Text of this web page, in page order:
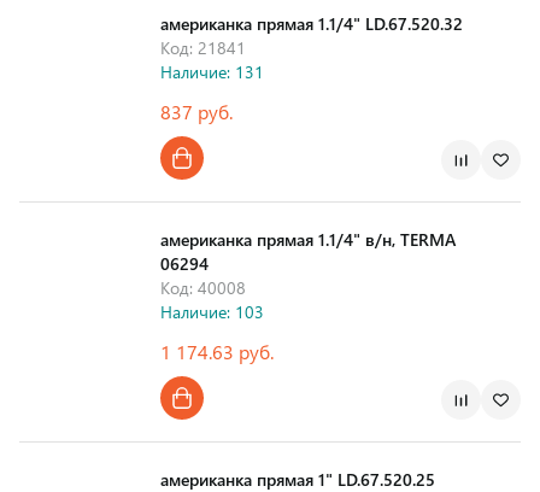
американка прямая 1.1/4" LD.67.520.32
Код: 21841
Наличие: 131
837 руб.
американка прямая 1.1/4" в/н, TERMA
06294
Код: 40008
Наличие: 103
1 174.63 руб.
американка прямая 1" LD.67.520.25